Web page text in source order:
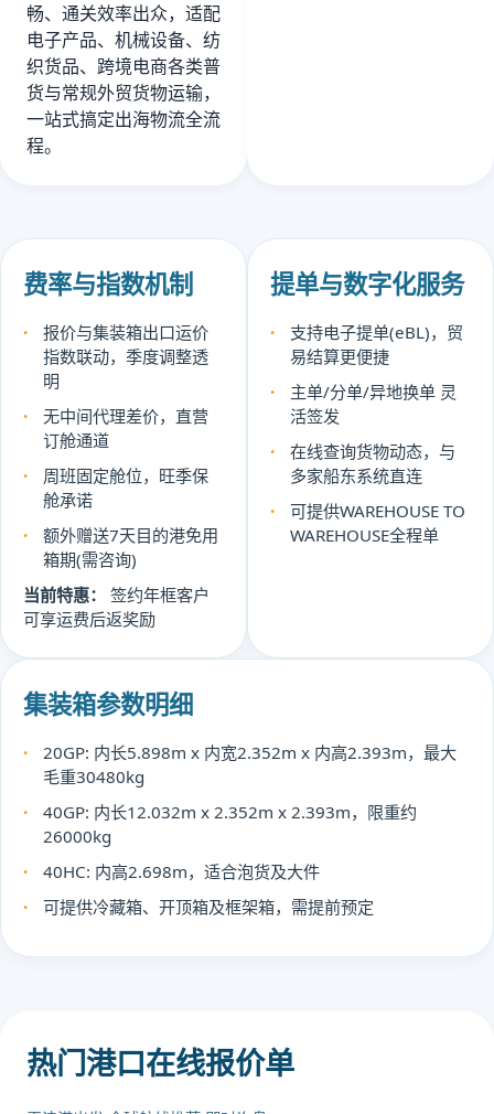
畅、通关效率出众，适配
电子产品、机械设备、纺
织货品、跨境电商各类普
货与常规外贸货物运输，
一站式搞定出海物流全流
程。
费率与指数机制
报价与集装箱出口运价
指数联动，季度调整透
明
无中间代理差价，直营
订舱通道
周班固定舱位，旺季保
舱承诺
额外赠送7天目的港免用
箱期(需咨询)
当前特惠：
签约年框客户
可享运费后返奖励
提单与数字化服务
支持电子提单(eBL)，贸
易结算更便捷
主单/分单/异地换单 灵
活签发
在线查询货物动态，与
多家船东系统直连
可提供WAREHOUSE TO
WAREHOUSE全程单
集装箱参数明细
20GP: 内长5.898m x 内宽2.352m x 内高2.393m，最大
毛重30480kg
40GP: 内长12.032m x 2.352m x 2.393m，限重约
26000kg
40HC: 内高2.698m，适合泡货及大件
可提供冷藏箱、开顶箱及框架箱，需提前预定
热门港口在线报价单